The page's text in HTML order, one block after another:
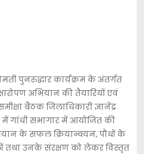
पुनरुद्धार कार्यक्रम के अंतर्गत
अभियान की तैयारियों एवं
बैठक जिलाधिकारी ज्ञानेंद्र
में गांधी सभागार में आयोजित की
के सफल क्रियान्वयन, पौधों के
तथा उनके संरक्षण को लेकर विस्तृत